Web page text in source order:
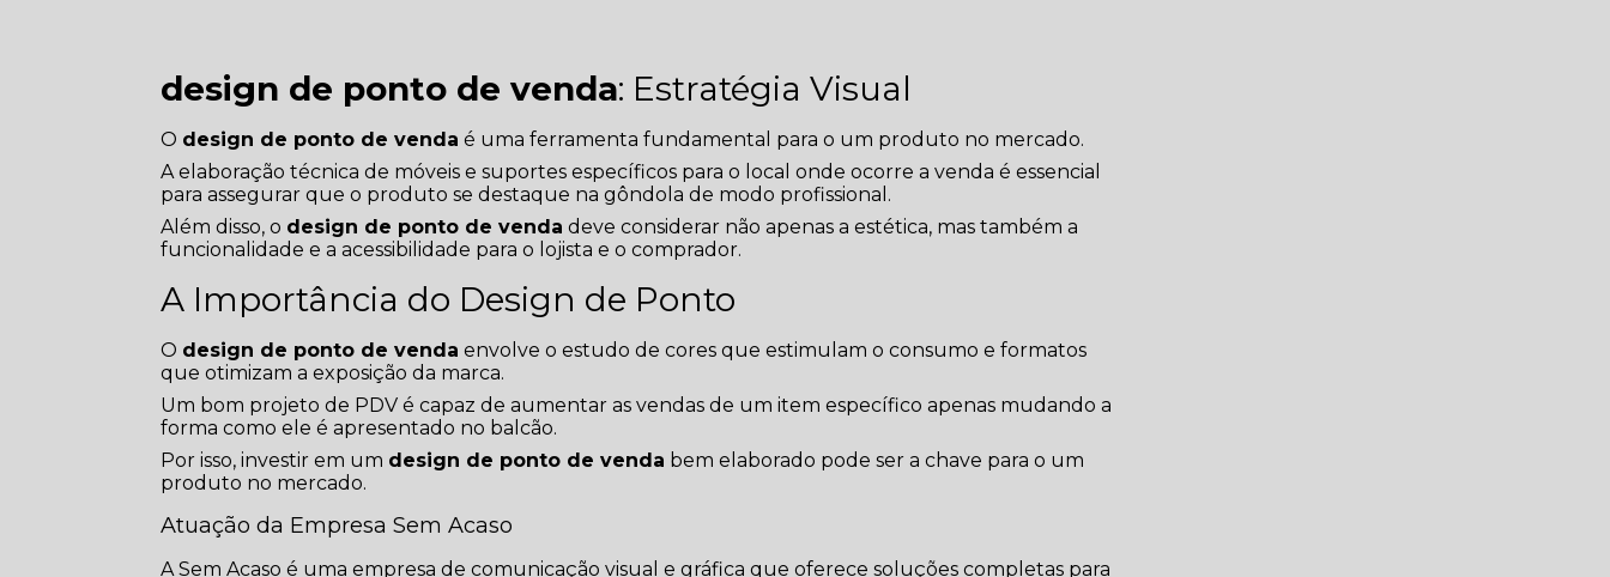
design de ponto de venda: Estratégia Visual
O design de ponto de venda é uma ferramenta fundamental para o um produto no mercado.
A elaboração técnica de móveis e suportes específicos para o local onde ocorre a venda é essencial
para assegurar que o produto se destaque na gôndola de modo profissional.
Além disso, o design de ponto de venda deve considerar não apenas a estética, mas também a
funcionalidade e a acessibilidade para o lojista e o comprador.
A Importância do Design de Ponto
O design de ponto de venda envolve o estudo de cores que estimulam o consumo e formatos
que otimizam a exposição da marca.
Um bom projeto de PDV é capaz de aumentar as vendas de um item específico apenas mudando a
forma como ele é apresentado no balcão.
Por isso, investir em um design de ponto de venda bem elaborado pode ser a chave para o um
produto no mercado.
Atuação da Empresa Sem Acaso
A Sem Acaso é uma empresa de comunicação visual e gráfica que oferece soluções completas para